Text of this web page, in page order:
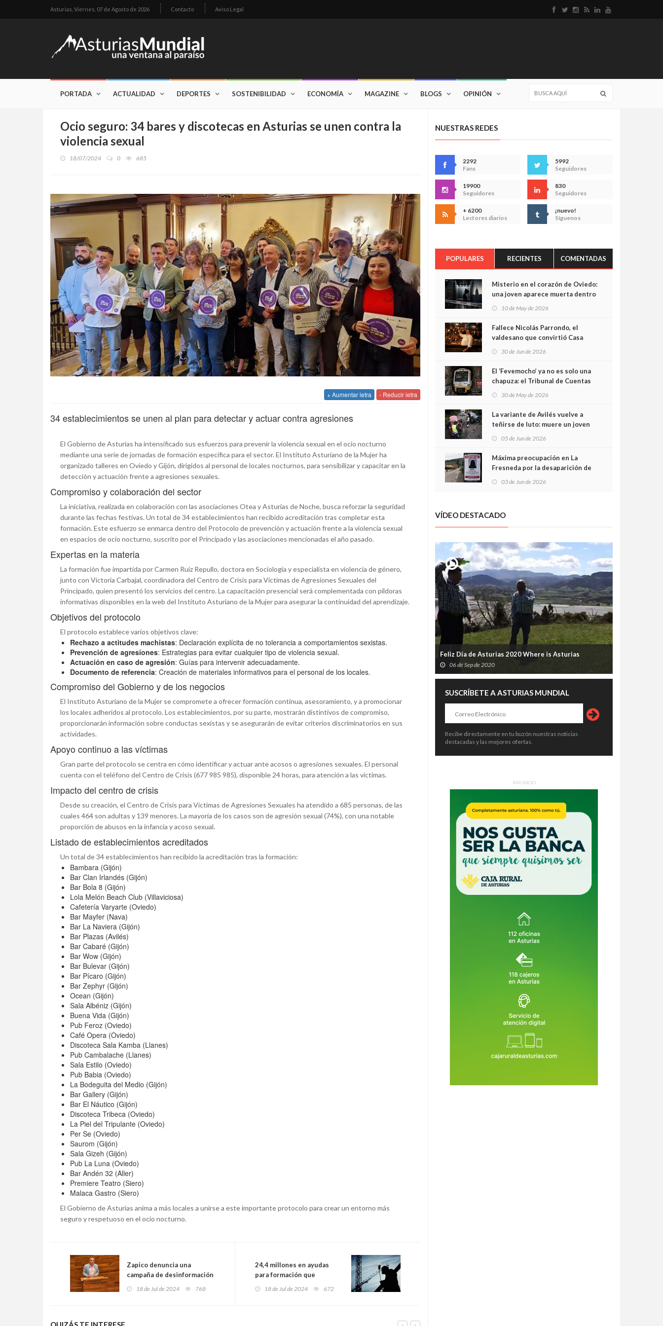
Asturias, Viernes, 07 de Agosto de 2026 Contacto Aviso Legal
PORTADA ACTUALIDAD DEPORTES SOSTENIBILIDAD ECONOMÍA MAGAZINE BLOGS OPINIÓN
Ocio seguro: 34 bares y discotecas en Asturias se unen contra la
violencia sexual
18/07/2024 0 685
+ Aumentar letra - Reducir letra
34 establecimientos se unen al plan para detectar y actuar contra agresiones
El Gobierno de Asturias ha intensificado sus esfuerzos para prevenir la violencia sexual en el ocio nocturno
mediante una serie de jornadas de formación específica para el sector. El Instituto Asturiano de la Mujer ha
organizado talleres en Oviedo y Gijón, dirigidos al personal de locales nocturnos, para sensibilizar y capacitar en la
detección y actuación frente a agresiones sexuales.
Compromiso y colaboración del sector
La iniciativa, realizada en colaboración con las asociaciones Otea y Asturias de Noche, busca reforzar la seguridad
durante las fechas festivas. Un total de 34 establecimientos han recibido acreditación tras completar esta
formación. Este esfuerzo se enmarca dentro del Protocolo de prevención y actuación frente a la violencia sexual
en espacios de ocio nocturno, suscrito por el Principado y las asociaciones mencionadas el año pasado.
Expertas en la materia
La formación fue impartida por Carmen Ruiz Repullo, doctora en Sociología y especialista en violencia de género,
junto con Victoria Carbajal, coordinadora del Centro de Crisis para Víctimas de Agresiones Sexuales del
Principado, quien presentó los servicios del centro. La capacitación presencial será complementada con píldoras
informativas disponibles en la web del Instituto Asturiano de la Mujer para asegurar la continuidad del aprendizaje.
Objetivos del protocolo
El protocolo establece varios objetivos clave:
Rechazo a actitudes machistas: Declaración explícita de no tolerancia a comportamientos sexistas.
Prevención de agresiones: Estrategias para evitar cualquier tipo de violencia sexual.
Actuación en caso de agresión: Guías para intervenir adecuadamente.
Documento de referencia: Creación de materiales informativos para el personal de los locales.
Compromiso del Gobierno y de los negocios
El Instituto Asturiano de la Mujer se compromete a ofrecer formación continua, asesoramiento, y a promocionar
los locales adheridos al protocolo. Los establecimientos, por su parte, mostrarán distintivos de compromiso,
proporcionarán información sobre conductas sexistas y se asegurarán de evitar criterios discriminatorios en sus
actividades.
Apoyo continuo a las víctimas
Gran parte del protocolo se centra en cómo identificar y actuar ante acosos o agresiones sexuales. El personal
cuenta con el teléfono del Centro de Crisis (677 985 985), disponible 24 horas, para atención a las víctimas.
Impacto del centro de crisis
Desde su creación, el Centro de Crisis para Víctimas de Agresiones Sexuales ha atendido a 685 personas, de las
cuales 464 son adultas y 139 menores. La mayoría de los casos son de agresión sexual (74%), con una notable
proporción de abusos en la infancia y acoso sexual.
Listado de establecimientos acreditados
Un total de 34 establecimientos han recibido la acreditación tras la formación:
Bambara (Gijón)
Bar Clan Irlandés (Gijón)
Bar Bola 8 (Gijón)
Lola Melón Beach Club (Villaviciosa)
Cafetería Varyarte (Oviedo)
Bar Mayfer (Nava)
Bar La Naviera (Gijón)
Bar Plazas (Avilés)
Bar Cabaré (Gijón)
Bar Wow (Gijón)
Bar Bulevar (Gijón)
Bar Pícaro (Gijón)
Bar Zephyr (Gijón)
Ocean (Gijón)
Sala Albéniz (Gijón)
Buena Vida (Gijón)
Pub Feroz (Oviedo)
Café Opera (Oviedo)
Discoteca Sala Kamba (Llanes)
Pub Cambalache (Llanes)
Sala Estilo (Oviedo)
Pub Babia (Oviedo)
La Bodeguita del Medio (Gijón)
Bar Gallery (Gijón)
Bar El Náutico (Gijón)
Discoteca Tribeca (Oviedo)
La Piel del Tripulante (Oviedo)
Per Se (Oviedo)
Saurom (Gijón)
Sala Gizeh (Gijón)
Pub La Luna (Oviedo)
Bar Andén 32 (Aller)
Premiere Teatro (Siero)
Malaca Gastro (Siero)
El Gobierno de Asturias anima a más locales a unirse a este importante protocolo para crear un entorno más
seguro y respetuoso en el ocio nocturno.
Zapico denuncia una
campaña de desinformación
de la extrema derecha
18 de Jul de 2024 768
24,4 millones en ayudas
para formación que
beneficiará a más de 10,000
18 de Jul de 2024 672
NUESTRAS REDES
2292
Fans
5992
Seguidores
19900
Seguidores
830
Seguidores
+ 6200
Lectores diarios
¡nuevo!
Síguenos
POPULARES RECIENTES COMENTADAS
Misterio en el corazón de Oviedo:
una joven aparece muerta dentro
cámaras captan sus últimos
minutos
10 de May de 2026
Fallece Nicolás Parrondo, el
valdesano que convirtió Casa
30 de Jun de 2026
El ‘Fevemocho’ ya no es solo una
chapuza: el Tribunal de Cuentas
sobrecoste de los trenes que no
cabían por los túneles
30 de May de 2026
La variante de Avilés vuelve a
teñirse de luto: muere un joven
05 de Jun de 2026
Máxima preocupación en La
Fresneda por la desaparición de
03 de Jun de 2026
VÍDEO DESTACADO
Feliz Día de Asturias 2020 Where is Asturias
06 de Sep de 2020
SUSCRÍBETE A ASTURIAS MUNDIAL
Recibe directamente en tu buzón nuestras noticias
destacadas y las mejores ofertas.
ANUNCIO